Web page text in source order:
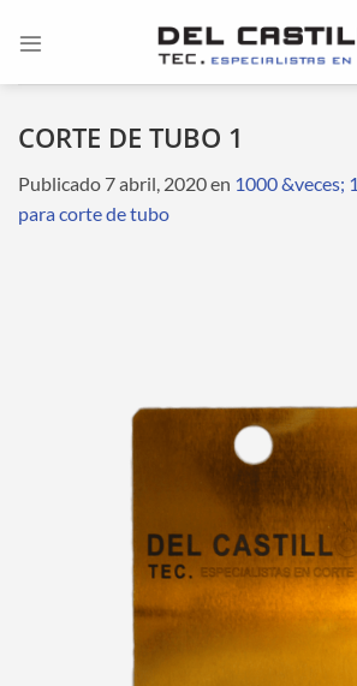
CORTE DE TUBO 1
Publicado 7 abril, 2020en 1000 &veces;
para corte de tubo